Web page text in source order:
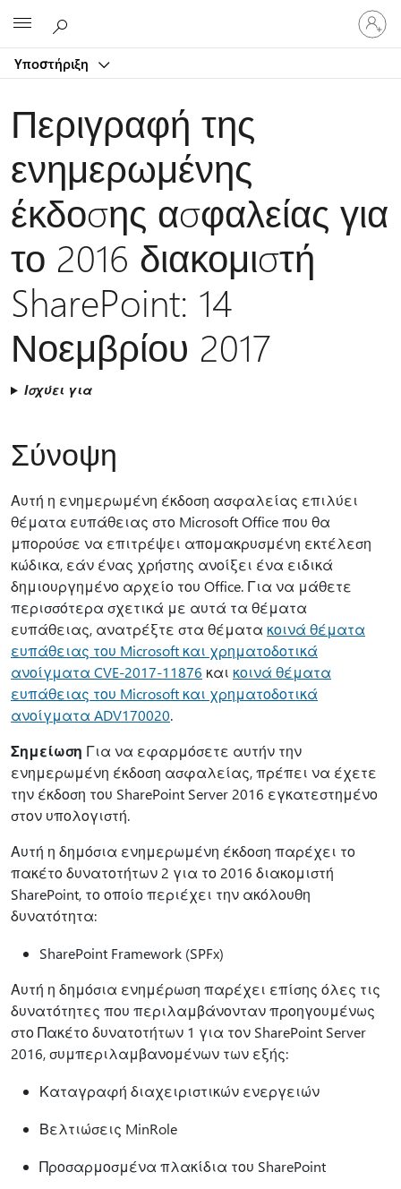
Υποστήριξη
Είσοδος
στον
Περιγραφή της
ενημερωμένης
έκδοσης ασφαλείας για
το 2016 διακομιστή
SharePoint: 14
Νοεμβρίου 2017
Ισχύει για
Σύνοψη
Αυτή η ενημερωμένη έκδοση ασφαλείας επιλύει
θέματα ευπάθειας στο Microsoft Office που θα
μπορούσε να επιτρέψει απομακρυσμένη εκτέλεση
κώδικα, εάν ένας χρήστης ανοίξει ένα ειδικά
δημιουργημένο αρχείο του Office. Για να μάθετε
περισσότερα σχετικά με αυτά τα θέματα
ευπάθειας, ανατρέξτε στα θέματα κοινά θέματα
ευπάθειας του Microsoft και χρηματοδοτικά
ανοίγματα CVE-2017-11876 και κοινά θέματα
ευπάθειας του Microsoft και χρηματοδοτικά
ανοίγματα ADV170020.
Σημείωση Για να εφαρμόσετε αυτήν την
ενημερωμένη έκδοση ασφαλείας, πρέπει να έχετε
την έκδοση του SharePoint Server 2016 εγκατεστημένο
στον υπολογιστή.
Αυτή η δημόσια ενημερωμένη έκδοση παρέχει το
πακέτο δυνατοτήτων 2 για το 2016 διακομιστή
SharePoint, το οποίο περιέχει την ακόλουθη
δυνατότητα:
SharePoint Framework (SPFx)
Αυτή η δημόσια ενημέρωση παρέχει επίσης όλες τις
δυνατότητες που περιλαμβάνονταν προηγουμένως
στο Πακέτο δυνατοτήτων 1 για τον SharePoint Server
2016, συμπεριλαμβανομένων των εξής:
Καταγραφή διαχειριστικών ενεργειών
Βελτιώσεις MinRole
Προσαρμοσμένα πλακίδια του SharePoint